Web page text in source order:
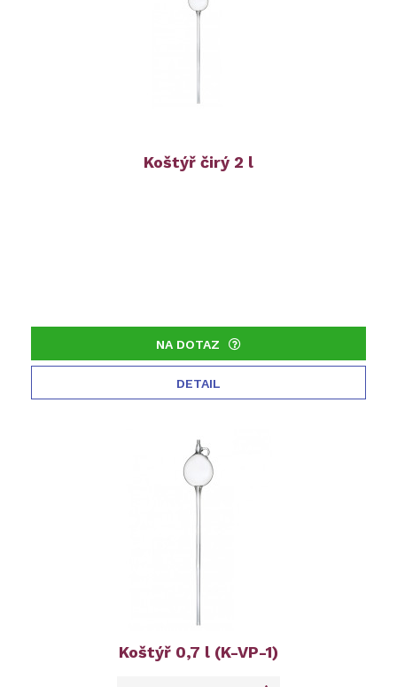
Koštýř čirý 2 l
NA DOTAZ
DETAIL
Koštýř 0,7 l (K-VP-1)